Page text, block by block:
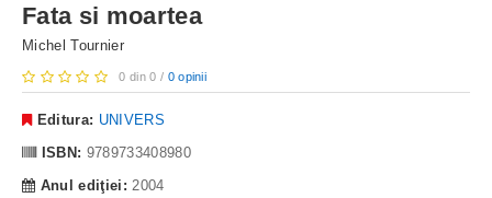
Fata si moartea
Michel Tournier
0 din 0 / 0 opinii
Editura: UNIVERS
ISBN: 9789733408980
Anul ediţiei: 2004